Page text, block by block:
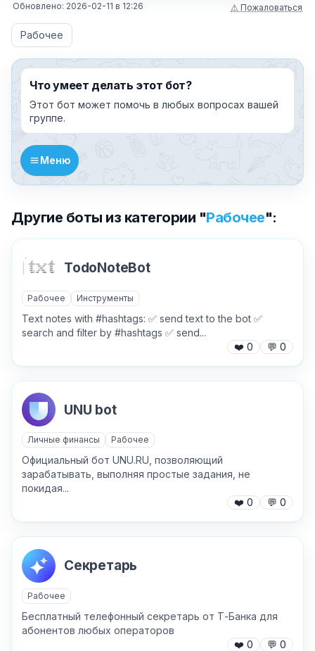
Обновлено: 2026-02-11 в 12:26 ⚠ Пожаловаться
✕
Рабочее
Что умеет делать этот бот?
Этот бот может помочь в любых вопросах вашей
группе.
Меню
Другие боты из категории "Рабочее":
TodoNoteBot
Рабочее Инструменты
Text notes with #hashtags: ✅ send text to the bot ✅
search and filter by #hashtags ✅ send...
❤️ 0 💬 0
UNU bot
Личные финансы Рабочее
Официальный бот UNU.RU, позволяющий
зарабатывать, выполняя простые задания, не
покидая...
❤️ 0 💬 0
Секретарь
Рабочее
Бесплатный телефонный секретарь от Т-Банка для
абонентов любых операторов
❤️ 0 💬 0